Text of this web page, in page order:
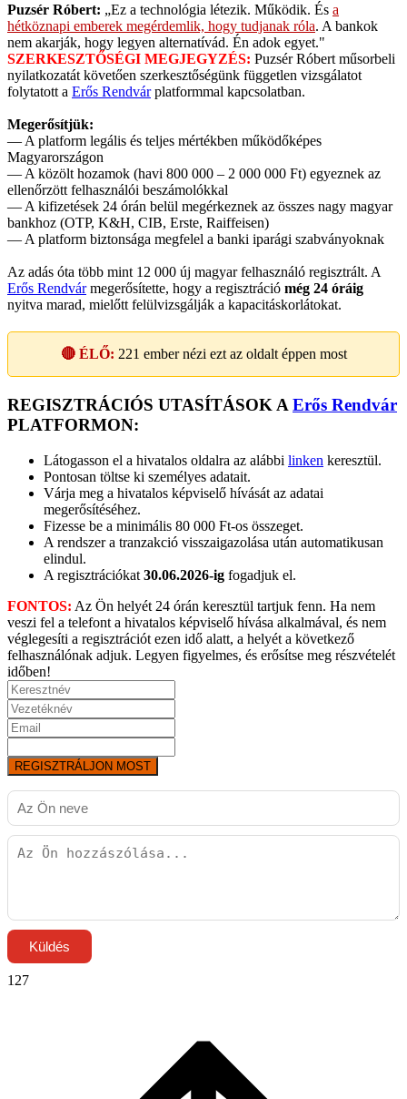
Puzsér Róbert: „Ez a technológia létezik. Működik. És a
hétköznapi emberek megérdemlik, hogy tudjanak róla. A bankok
nem akarják, hogy legyen alternatívád. Én adok egyet."
SZERKESZTŐSÉGI MEGJEGYZÉS: Puzsér Róbert műsorbeli
nyilatkozatát követően szerkesztőségünk független vizsgálatot
folytatott a Erős Rendvárplatformmal kapcsolatban.
Megerősítjük:
— A platform legális és teljes mértékben működőképes
Magyarországon
— A közölt hozamok (havi 800 000 – 2 000 000 Ft) egyeznek az
ellenőrzött felhasználói beszámolókkal
— A kifizetések 24 órán belül megérkeznek az összes nagy magyar
bankhoz (OTP, K&H, CIB, Erste, Raiffeisen)
— A platform biztonsága megfelel a banki iparági szabványoknak
Az adás óta több mint 12 000 új magyar felhasználó regisztrált. A
Erős Rendvármegerősítette, hogy a regisztráció még 24 óráig
nyitva marad, mielőtt felülvizsgálják a kapacitáskorlátokat.
🔴 ÉLŐ: 221 ember nézi ezt az oldalt éppen most
REGISZTRÁCIÓS UTASÍTÁSOK A Erős Rendvár
PLATFORMON:
Látogasson el a hivatalos oldalra az alábbi linken keresztül.
Pontosan töltse ki személyes adatait.
Várja meg a hivatalos képviselő hívását az adatai
megerősítéséhez.
Fizesse be a minimális 80 000 Ft-os összeget.
A rendszer a tranzakció visszaigazolása után automatikusan
elindul.
A regisztrációkat 30.06.2026-ig fogadjuk el.
FONTOS: Az Ön helyét 24 órán keresztül tartjuk fenn. Ha nem
veszi fel a telefont a hivatalos képviselő hívása alkalmával, és nem
véglegesíti a regisztrációt ezen idő alatt, a helyét a következő
felhasználónak adjuk. Legyen figyelmes, és erősítse meg részvételét
időben!
REGISZTRÁLJON MOST
Küldés
127